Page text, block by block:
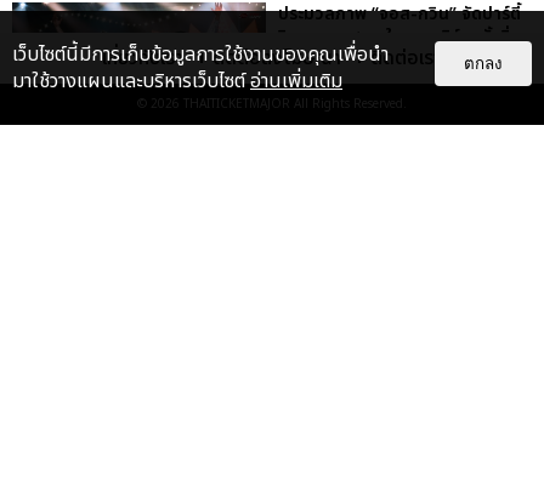
ประมวลภาพ “จอส-กวิน” จัดปาร์ตี้
ริมหาดสุดฮอต ในคอนเสิร์ตครั้งยิ่ง
ใหญ่ “JOSS GAWIN HEAT ...
EXCLUSIVE : 34
เกี่ยวกับเรา ติดต่อลงโฆษณา ติดต่อเรา
© 2026 THAITICKETMAJOR All Rights Reserved.
เว็บไซต์นี้มีการเก็บข้อมูลการใช้งานของคุณเพื่อนำ
มาใช้วางแผนและบริหารเว็บไซต์อ่านเพิ่มเติม
ตกลง